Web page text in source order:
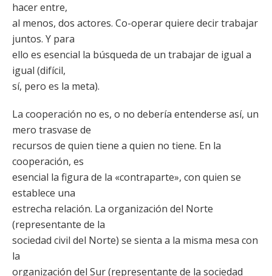
hacer entre,
al menos, dos actores. Co-operar quiere decir trabajar
juntos. Y para
ello es esencial la búsqueda de un trabajar de igual a
igual (difícil,
sí, pero es la meta).
La cooperación no es, o no debería entenderse así, un
mero trasvase de
recursos de quien tiene a quien no tiene. En la
cooperación, es
esencial la figura de la «contraparte», con quien se
establece una
estrecha relación. La organización del Norte
(representante de la
sociedad civil del Norte) se sienta a la misma mesa con
la
organización del Sur (representante de la sociedad